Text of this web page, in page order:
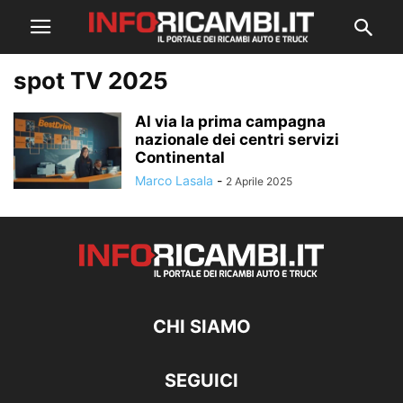
spot TV 2025
Al via la prima campagna
nazionale dei centri servizi
Continental
Marco Lasala - 2 Aprile 2025
CHI SIAMO
SEGUICI